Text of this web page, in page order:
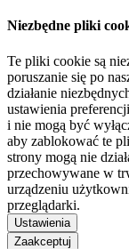
Niezbędne pliki
Te pliki cookie są
poruszanie się po
działanie
ustawienia
i nie mogą być
aby zablokować te
strony mogą nie
przechowywane w
urządzeniu
przeglądarki.
Ustawienia
Zaakceptuj